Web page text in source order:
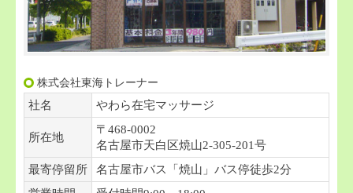
株式会社東海トレーナー
社名
やわら在宅マッサージ
所在地
〒468-0002
名古屋市天白区焼山2-305-201号
最寄停留所
名古屋市バス「焼山」バス停徒歩2分